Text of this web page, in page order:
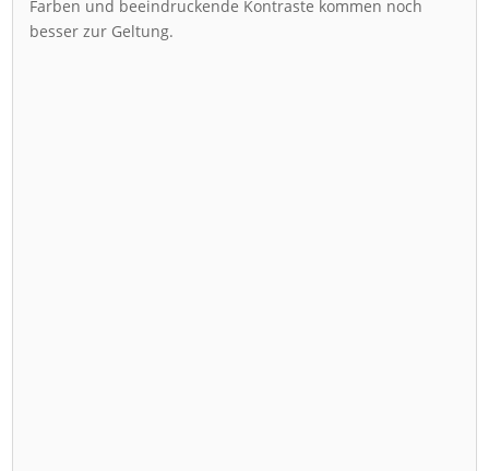
Farben und beeindruckende Kontraste kommen noch
besser zur Geltung.